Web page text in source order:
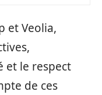
et Veolia,
et le respect
de ces